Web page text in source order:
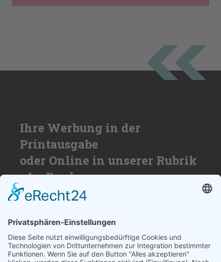
Ihre Werbung in der
Printausgabe
oder Online in unserer Rubrik
»An Bord«
Nutzen Sie die Reichweite von über
50.000 Haushalten für Ihren Erfolg. Wir
beraten Sie gerne und erstellen ihnen ein
individuelles Angebot.